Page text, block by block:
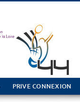
PRIVE CONNEXION